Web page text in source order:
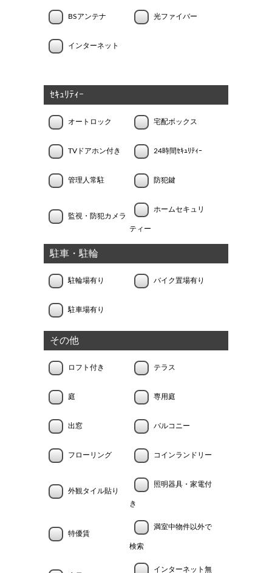
BSアンテナ 光ファイバー
インターネット
ｾｷｭﾘﾃｨｰ
オートロック 宅配ボックス
TVドアホン付き 24時間ｾｷｭﾘﾃｨｰ
管理人常駐 防犯鍵
監視・防犯カメラ
ホームセキュリ
ティー
駐車・駐輪
駐輪場有り バイク置場有り
駐車場有り
その他
ロフト付き テラス
庭 専用庭
出窓 バルコニー
フローリング コインランドリー
外観タイル貼り
照明器具・家電付
き
特優賃
満室中物件以外で
検索
インターネット無